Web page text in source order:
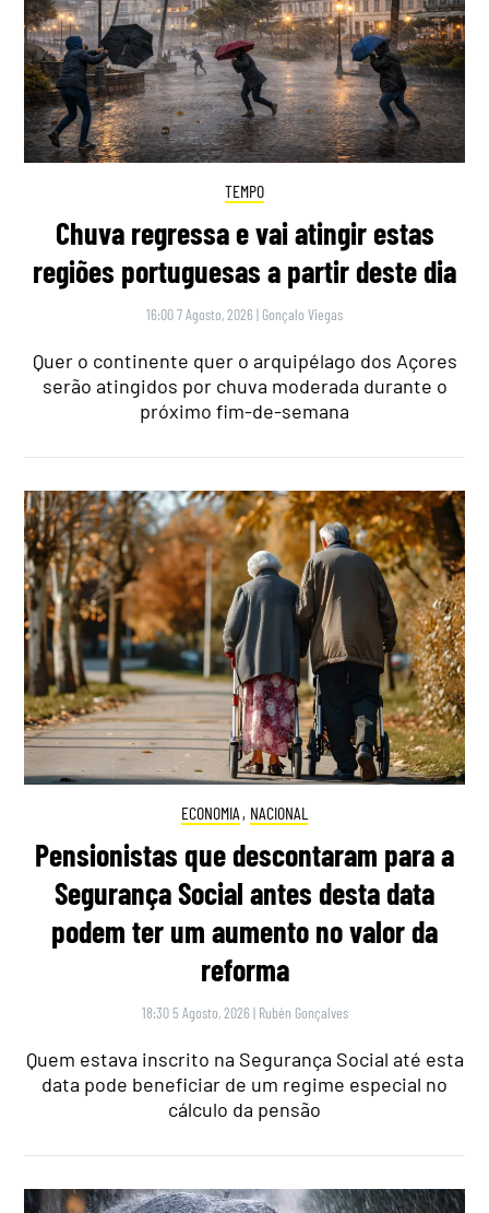
TEMPO
Chuva regressa e vai atingir estas
regiões portuguesas a partir deste dia
16:00 7 Agosto, 2026 | Gonçalo Viegas
Quer o continente quer o arquipélago dos Açores
serão atingidos por chuva moderada durante o
próximo fim-de-semana
ECONOMIA , NACIONAL
Pensionistas que descontaram para a
Segurança Social antes desta data
podem ter um aumento no valor da
reforma
18:30 5 Agosto, 2026 | Rubén Gonçalves
Quem estava inscrito na Segurança Social até esta
data pode beneficiar de um regime especial no
cálculo da pensão